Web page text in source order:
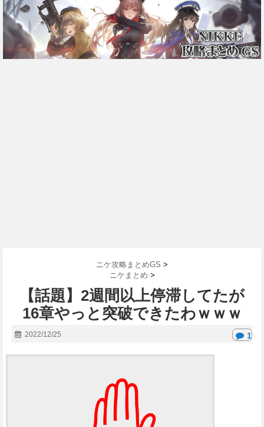
ニケ攻略まとめGS >
ニケまとめ >
【話題】2週間以上停滞してたが
16章やっと突破できたわｗｗｗ
2022/12/25 1